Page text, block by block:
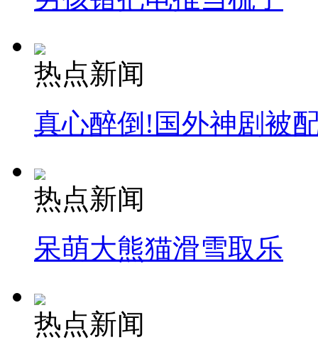
热点新闻
真心醉倒!国外神剧被
热点新闻
呆萌大熊猫滑雪取乐
热点新闻